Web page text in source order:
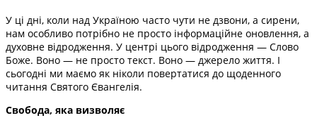
У ці дні, коли над Україною часто чути не дзвони, а сирени,
нам особливо потрібно не просто інформаційне оновлення, а
духовне відродження. У центрі цього відродження — Слово
Боже. Воно — не просто текст. Воно — джерело життя. І
сьогодні ми маємо як ніколи повертатися до щоденного
читання Святого Євангелія.
Свобода, яка визволяє